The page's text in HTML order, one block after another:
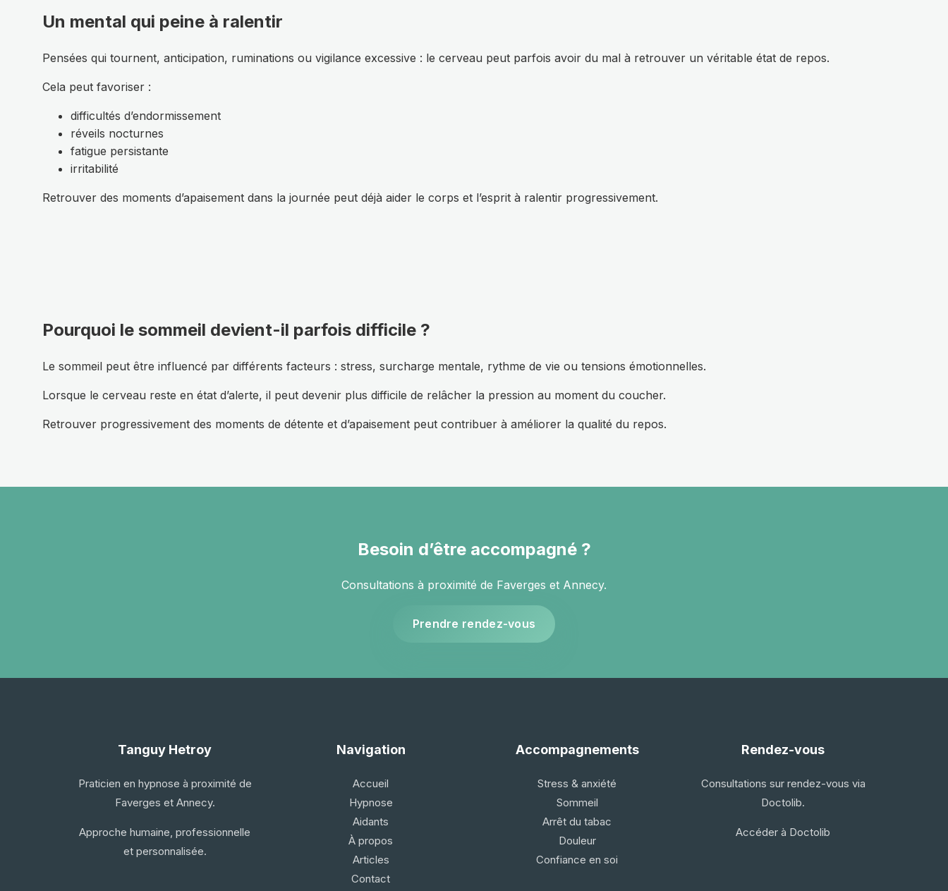
Un mental qui peine à ralentir
Pensées qui tournent, anticipation, ruminations ou vigilance excessive : le cerveau peut parfois avoir du mal à retrouver un véritable état de repos.
Cela peut favoriser :
difficultés d’endormissement
réveils nocturnes
fatigue persistante
irritabilité
Retrouver des moments d’apaisement dans la journée peut déjà aider le corps et l’esprit à ralentir progressivement.
Pourquoi le sommeil devient-il parfois difficile ?
Le sommeil peut être influencé par différents facteurs : stress, surcharge mentale, rythme de vie ou tensions émotionnelles.
Lorsque le cerveau reste en état d’alerte, il peut devenir plus difficile de relâcher la pression au moment du coucher.
Retrouver progressivement des moments de détente et d’apaisement peut contribuer à améliorer la qualité du repos.
Besoin d’être accompagné ?
Consultations à proximité de Faverges et Annecy.
Prendre rendez-vous
Tanguy Hetroy
Praticien en hypnose à proximité de
Faverges et Annecy.
Approche humaine, professionnelle
et personnalisée.
Navigation
Accueil
Hypnose
Aidants
À propos
Articles
Contact
Accompagnements
Stress & anxiété
Sommeil
Arrêt du tabac
Douleur
Confiance en soi
Rendez-vous
Consultations sur rendez-vous via
Doctolib.
Accéder à Doctolib